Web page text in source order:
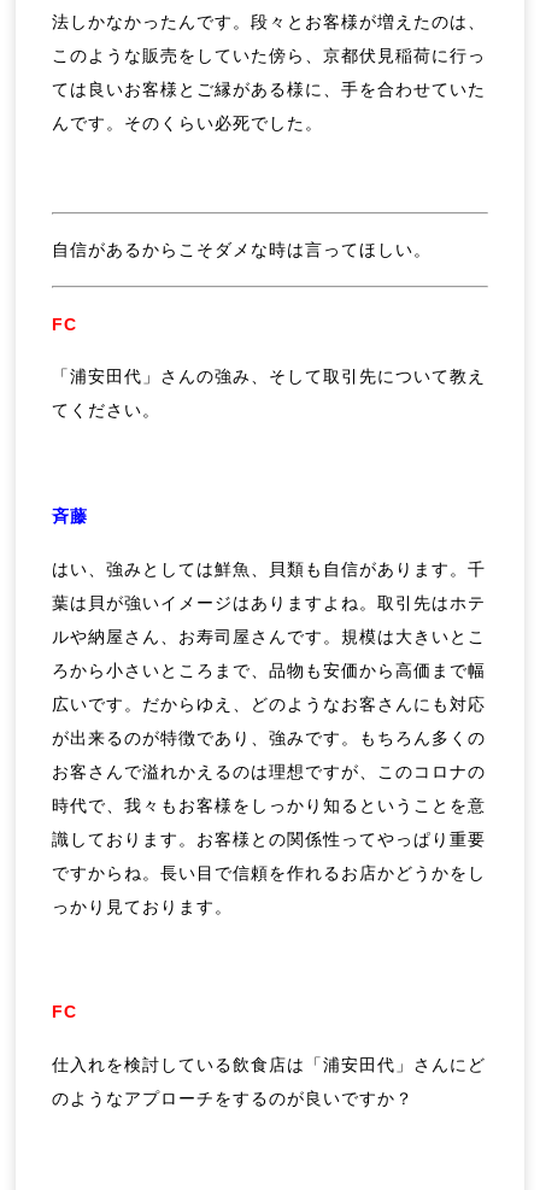
法しかなかったんです。段々とお客様が増えたのは、
このような販売をしていた傍ら、京都伏見稲荷に行っ
ては良いお客様とご縁がある様に、手を合わせていた
んです。そのくらい必死でした。
自信があるからこそダメな時は言ってほしい。
FC
「浦安田代」さんの強み、そして取引先について教え
てください。
斉藤
はい、強みとしては鮮魚、貝類も自信があります。千
葉は貝が強いイメージはありますよね。取引先はホテ
ルや納屋さん、お寿司屋さんです。規模は大きいとこ
ろから小さいところまで、品物も安価から高価まで幅
広いです。だからゆえ、どのようなお客さんにも対応
が出来るのが特徴であり、強みです。もちろん多くの
お客さんで溢れかえるのは理想ですが、このコロナの
時代で、我々もお客様をしっかり知るということを意
識しております。お客様との関係性ってやっぱり重要
ですからね。長い目で信頼を作れるお店かどうかをし
っかり見ております。
FC
仕入れを検討している飲食店は「浦安田代」さんにど
のようなアプローチをするのが良いですか？